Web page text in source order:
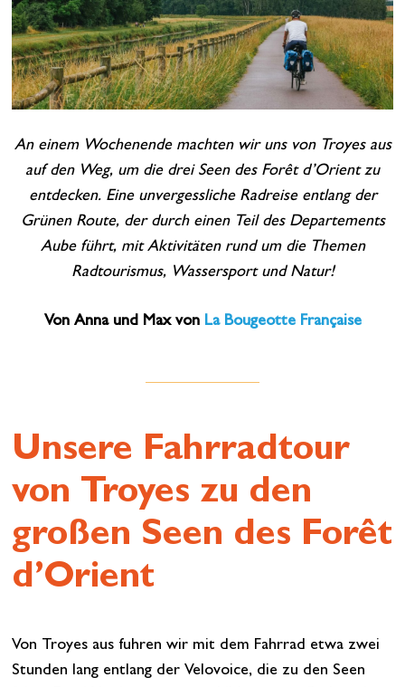
An einem Wochenende machten wir uns von Troyes aus
auf den Weg, um die drei Seen des Forêt d’Orient zu
entdecken. Eine unvergessliche Radreise entlang der
Grünen Route, der durch einen Teil des Departements
Aube führt, mit Aktivitäten rund um die Themen
Radtourismus, Wassersport und Natur!
Von Anna und Max von La Bougeotte Française
Unsere Fahrradtour
von Troyes zu den
großen Seen des Forêt
d’Orient
Von Troyes aus fuhren wir mit dem Fahrrad etwa zwei
Stunden lang entlang der Velovoice, die zu den Seen